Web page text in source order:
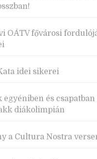
OÁTV fővárosi
idei sikerei
egyéniben és csapatban
diákolimpián
a Cultura Nostra